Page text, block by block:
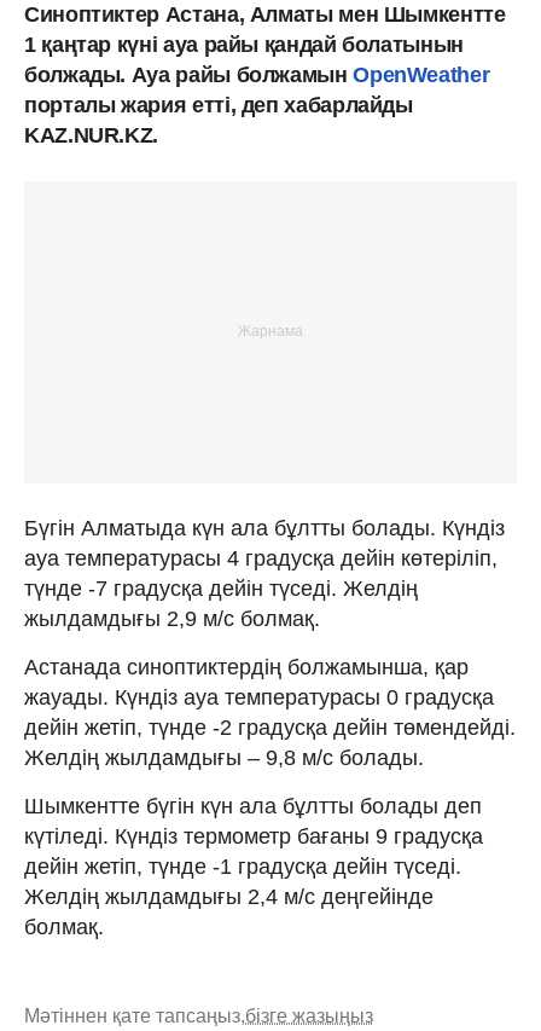
Синоптиктер Астана, Алматы мен Шымкентте
1 қаңтар күні ауа райы қандай болатынын
болжады. Ауа райы болжамынOpenWeather
порталы жария етті, деп хабарлайды
KAZ.NUR.KZ.
Бүгін Алматыда күн ала бұлтты болады. Күндіз
ауа температурасы 4 градусқа дейін көтеріліп,
түнде -7 градусқа дейін түседі. Желдің
жылдамдығы 2,9 м/с болмақ.
Астанада синоптиктердің болжамынша, қар
жауады. Күндіз ауа температурасы 0 градусқа
дейін жетіп, түнде -2 градусқа дейін төмендейді.
Желдің жылдамдығы – 9,8 м/с болады.
Шымкентте бүгін күн ала бұлтты болады деп
күтіледі. Күндіз термометр бағаны 9 градусқа
дейін жетіп, түнде -1 градусқа дейін түседі.
Желдің жылдамдығы 2,4 м/с деңгейінде
болмақ.
Мәтіннен қате тапсаңыз,бізге жазыңыз